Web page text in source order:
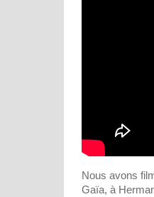
Nous avons
Gaïa, à